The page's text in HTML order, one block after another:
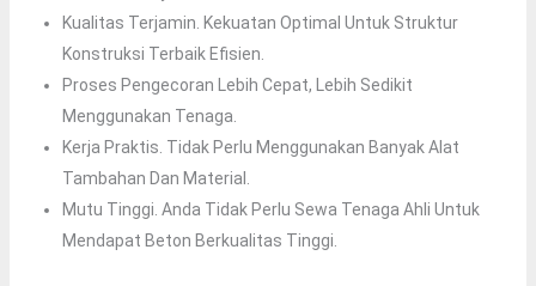
Kualitas Terjamin. Kekuatan Optimal Untuk Struktur
Konstruksi Terbaik Efisien.
Proses Pengecoran Lebih Cepat, Lebih Sedikit
Menggunakan Tenaga.
Kerja Praktis. Tidak Perlu Menggunakan Banyak Alat
Tambahan Dan Material.
Mutu Tinggi. Anda Tidak Perlu Sewa Tenaga Ahli Untuk
Mendapat Beton Berkualitas Tinggi.